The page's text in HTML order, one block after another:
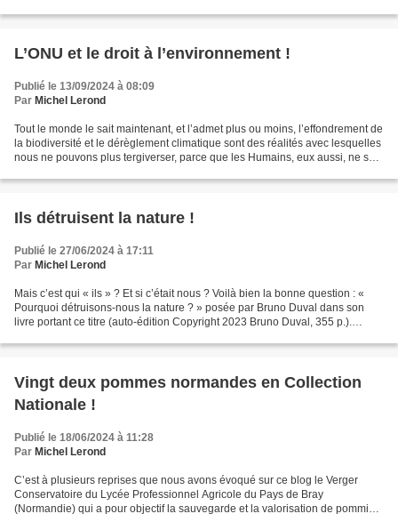
L’ONU et le droit à l’environnement !
Publié le 13/09/2024 à 08:09
Par Michel Lerond
Tout le monde le sait maintenant, et l’admet plus ou moins, l’effondrement de
la biodiversité et le dérèglement climatique sont des réalités avec lesquelles
nous ne pouvons plus tergiverser, parce que les Humains, eux aussi, ne sont
Ils détruisent la nature !
Publié le 27/06/2024 à 17:11
Par Michel Lerond
Mais c’est qui « ils » ? Et si c’était nous ? Voilà bien la bonne question : «
Pourquoi détruisons-nous la nature ? » posée par Bruno Duval dans son
livre portant ce titre (auto-édition Copyright 2023 Bruno Duval, 355 p.).
Vingt deux pommes normandes en Collection
Nationale !
Publié le 18/06/2024 à 11:28
Par Michel Lerond
C’est à plusieurs reprises que nous avons évoqué sur ce blog le Verger
Conservatoire du Lycée Professionnel Agricole du Pays de Bray
(Normandie) qui a pour objectif la sauvegarde et la valorisation de pommiers